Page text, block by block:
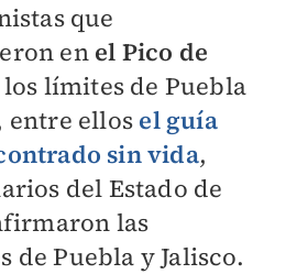
que
enel Pico de
límites de Puebla
entre ellosel guía
sin vida,
del Estado de
las
de Puebla y Jalisco.